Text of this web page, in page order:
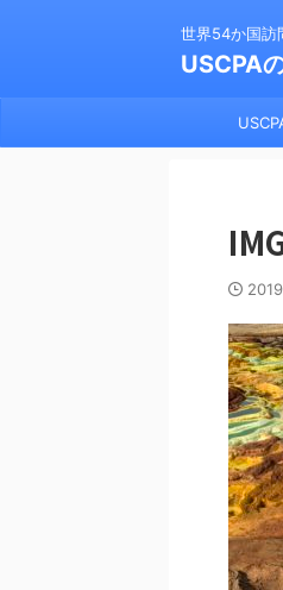
世界54か国訪
USCPA